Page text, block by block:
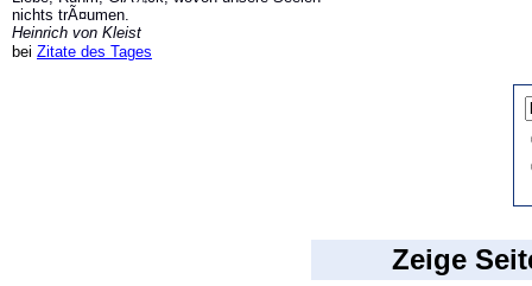
nichts trÃ¤umen.
Heinrich von Kleist
bei Zitate des Tages
Zeige